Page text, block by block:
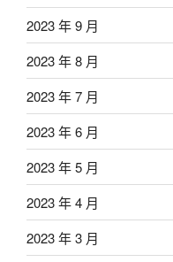
2023 年 9 月
2023 年 8 月
2023 年 7 月
2023 年 6 月
2023 年 5 月
2023 年 4 月
2023 年 3 月